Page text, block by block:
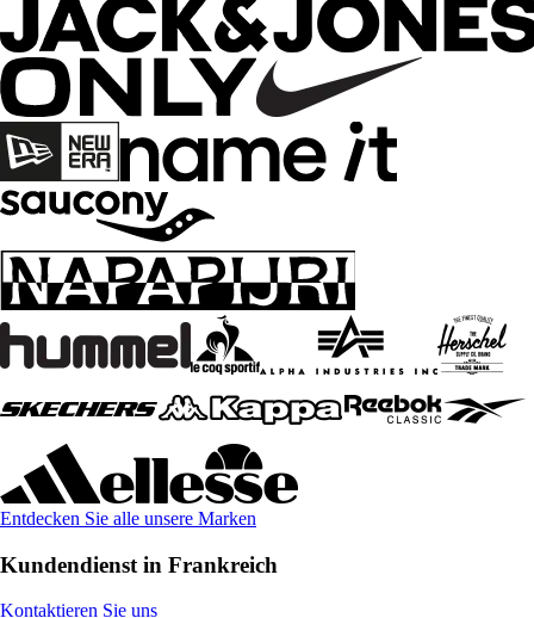
Entdecken Sie alle unsere Marken
Kundendienst in Frankreich
Kontaktieren Sie uns